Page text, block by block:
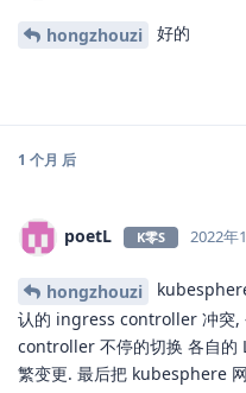
hongzhouzi 好的
1 个月 后
poetL K零S 2022年
hongzhouzi
认的 ingress controller 冲突,
controller 不停的切换 各自
繁变更. 最后把 kubesphere